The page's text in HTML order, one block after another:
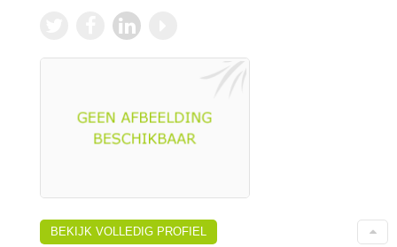
BEKIJK VOLLEDIG PROFIEL